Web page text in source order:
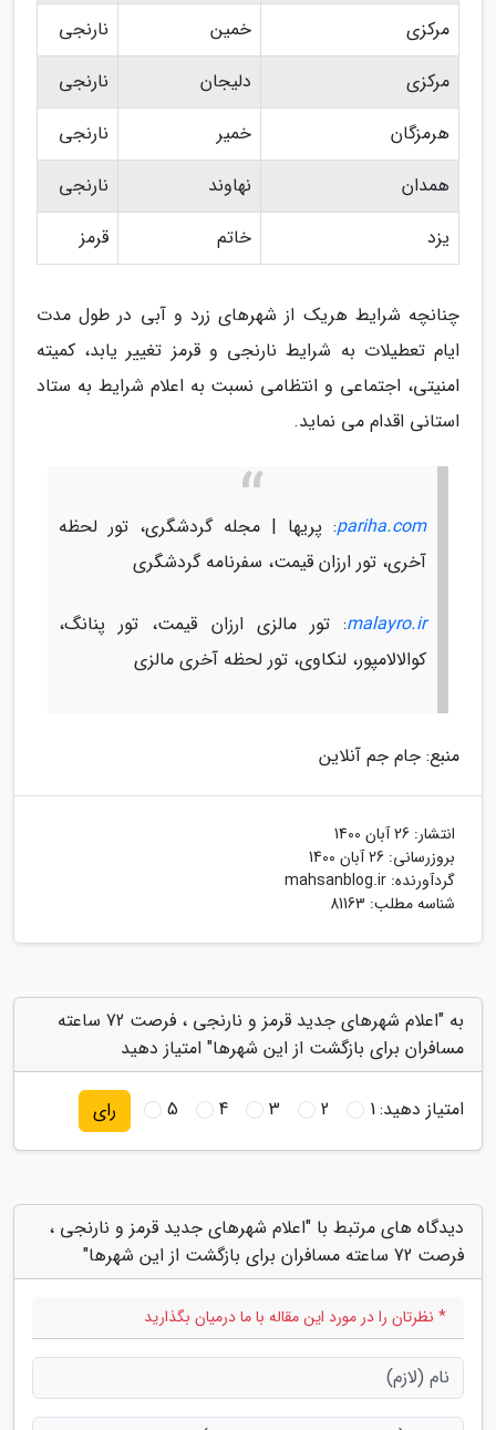
مرکزی خمین
نارنجی
مرکزی
دلیجان
نارنجی
هرمزگان
خمیر
نارنجی
همدان
نهاوند
نارنجی
یزد
خاتم قرمز
چنانچه شرایط هریک از شهرهای زرد و آبی در طول مدت
ایام تعطیلات به شرایط نارنجی و قرمز تغییر یابد، کمیته
امنیتی، اجتماعی و انتظامی نسبت به اعلام شرایط به ستاد
استانی اقدام می نماید.
pariha.com: پریها | مجله گردشگری، تور لحظه
آخری، تور ارزان قیمت، سفرنامه گردشگری
malayro.ir: تور مالزی ارزان قیمت، تور پنانگ،
کوالالامپور، لنکاوی، تور لحظه آخری مالزی
منبع: جام جم آنلاین
انتشار: 26 آبان 1400
بروزرسانی: 26 آبان 1400
گردآورنده: mahsanblog.ir
شناسه مطلب: 81163
به "اعلام شهرهای جدید قرمز و نارنجی ، فرصت 72 ساعته
مسافران برای بازگشت از این شهرها" امتیاز دهید
امتیاز دهید:1
2
3
4
5 رای
دیدگاه های مرتبط با "اعلام شهرهای جدید قرمز و نارنجی ،
فرصت 72 ساعته مسافران برای بازگشت از این شهرها"
* نظرتان را در مورد این مقاله با ما درمیان بگذارید